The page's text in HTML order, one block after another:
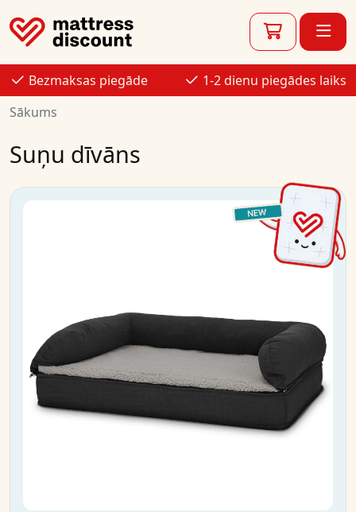
Bezmaksas piegāde
1-2 dienu piegādes laiks
Sākums
Suņu dīvāns